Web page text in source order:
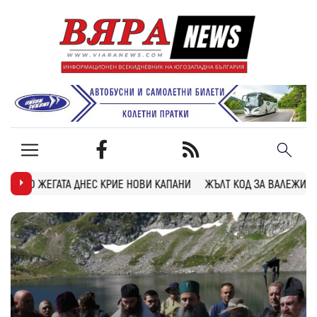
НОВИ КАПАНИ ЖЪЛТ КОД ЗА ВАЛЕЖИ И ГРЪМОТЕВИЦИ В